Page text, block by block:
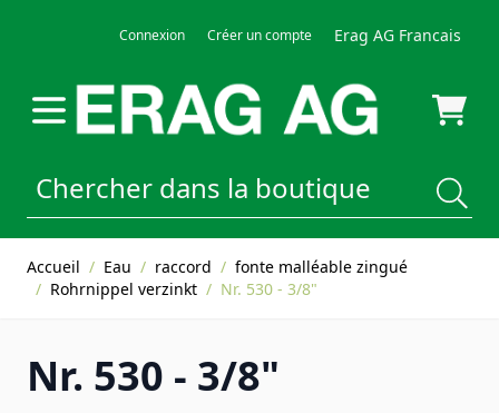
Connexion Créer un compte Erag AG Francais
Accueil / Eau / raccord / fonte malléable zingué
/ Rohrnippel verzinkt / Nr. 530 - 3/8"
Nr. 530 - 3/8"